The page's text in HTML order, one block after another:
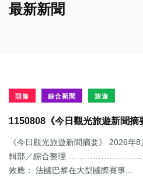
最新新聞
頭條 綜合新聞 旅遊
1150808《今日觀光旅遊新聞摘
《今日觀光旅遊新聞摘要》 2026年
輯部／綜合整理
效應： 法國巴黎在大型國際賽事...